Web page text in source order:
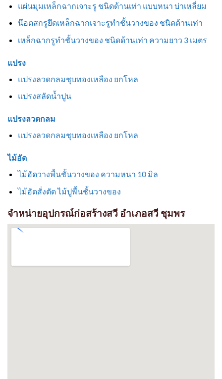
แผ่นมุมเหล็กฉากเจาะรู ชนิดด้านเท่า แบบหนา บ่าเหลี่ยม
น๊อตสกรูยึดเหล็กฉากเจาะรูทำชั้นวางของ ชนิดด้านเท่า
เหล็กฉากรูทำชั้นวางของ ชนิดด้านเท่า ความยาว 3 เมตร
แปรง
แปรงลวดกลมชุบทองเหลือง ยกโหล
แปรงสลัดน้ำปูน
แปรงลวดกลม
แปรงลวดกลมชุบทองเหลือง ยกโหล
ไม้อัด
ไม้อัดวางพื้นชั้นวางของ ความหนา 10 มิล
ไม้อัดสั่งตัด ไม้ปูพื้นชั้นวางของ
จำหน่ายอุปกรณ์ก่อสร้างสวี อำเภอสวี ชุมพร